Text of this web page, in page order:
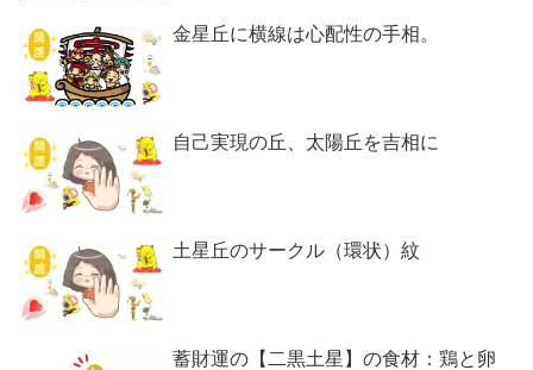
金星丘に横線は心配性の手相。
自己実現の丘、太陽丘を吉相に
土星丘のサークル（環状）紋
蓄財運の【二黒土星】の食材：鶏と卵